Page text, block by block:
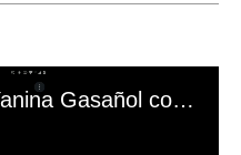
El mal momento de Yanina Gasañol con un hincha argentino en "Subrayado"